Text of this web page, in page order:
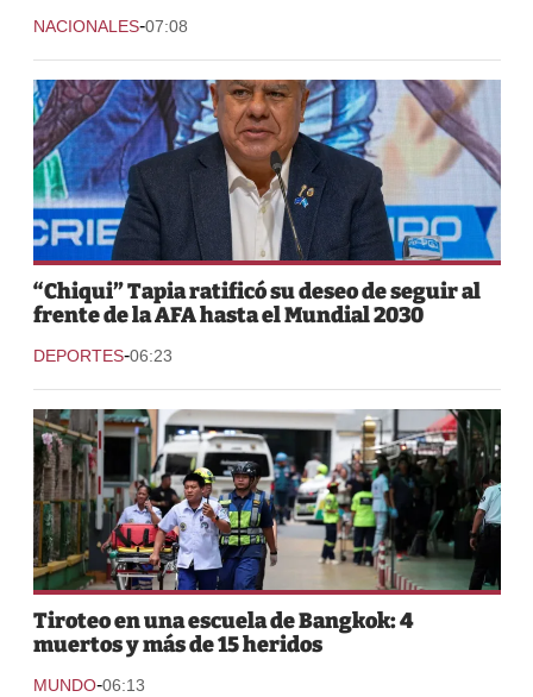
NACIONALES-07:08
“Chiqui” Tapia ratificó su deseo de seguir al
frente de la AFA hasta el Mundial 2030
DEPORTES-06:23
Tiroteo en una escuela de Bangkok: 4
muertos y más de 15 heridos
MUNDO-06:13